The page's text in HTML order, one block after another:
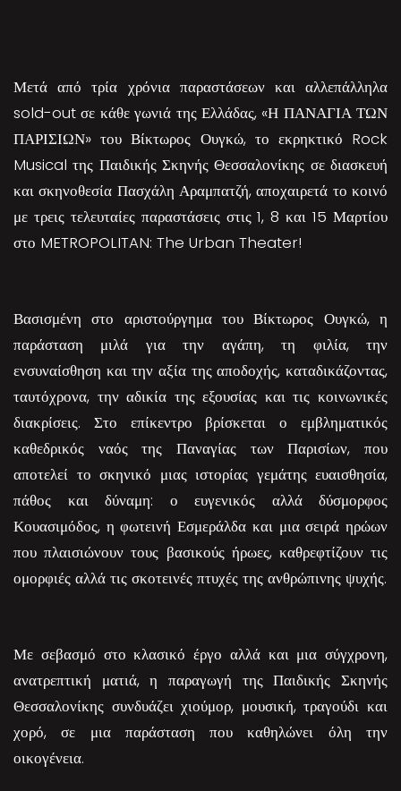
Μετά από τρία χρόνια παραστάσεων και αλλεπάλληλα
sold-out σε κάθε γωνιά της Ελλάδας, «Η ΠΑΝΑΓΙΑ ΤΩΝ
ΠΑΡΙΣΙΩΝ» του Βίκτωρος Ουγκώ, το εκρηκτικό Rock
Musical της Παιδικής Σκηνής Θεσσαλονίκης σε διασκευή
και σκηνοθεσία Πασχάλη Αραμπατζή, αποχαιρετά το κοινό
με τρεις τελευταίες παραστάσεις στις 1, 8 και 15 Μαρτίου
στο METROPOLITAN: The Urban Theater!
Βασισμένη στο αριστούργημα του Βίκτωρος Ουγκώ, η
παράσταση μιλά για την αγάπη, τη φιλία, την
ενσυναίσθηση και την αξία της αποδοχής, καταδικάζοντας,
ταυτόχρονα, την αδικία της εξουσίας και τις κοινωνικές
διακρίσεις. Στο επίκεντρο βρίσκεται ο εμβληματικός
καθεδρικός ναός της Παναγίας των Παρισίων, που
αποτελεί το σκηνικό μιας ιστορίας γεμάτης ευαισθησία,
πάθος και δύναμη: ο ευγενικός αλλά δύσμορφος
Κουασιμόδος, η φωτεινή Εσμεράλδα και μια σειρά ηρώων
που πλαισιώνουν τους βασικούς ήρωες, καθρεφτίζουν τις
ομορφιές αλλά τις σκοτεινές πτυχές της ανθρώπινης ψυχής.
Με σεβασμό στο κλασικό έργο αλλά και μια σύγχρονη,
ανατρεπτική ματιά, η παραγωγή της Παιδικής Σκηνής
Θεσσαλονίκης συνδυάζει χιούμορ, μουσική, τραγούδι και
χορό, σε μια παράσταση που καθηλώνει όλη την
οικογένεια.